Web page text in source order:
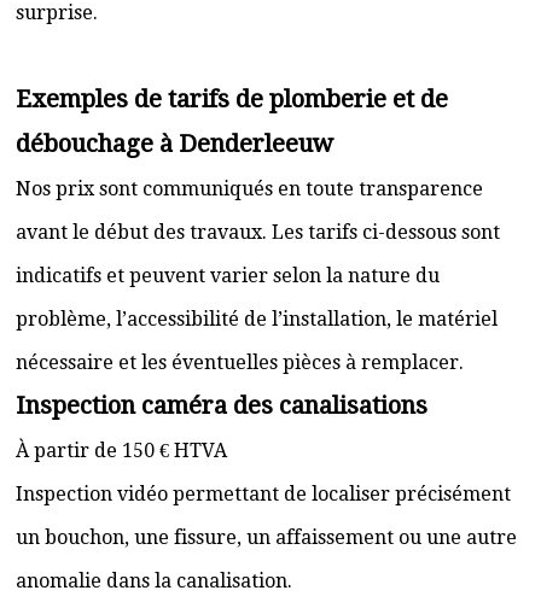
surprise.
Exemples de tarifs de plomberie et de
débouchage à Denderleeuw
Nos prix sont communiqués en toute transparence
avant le début des travaux. Les tarifs ci-dessous sont
indicatifs et peuvent varier selon la nature du
problème, l’accessibilité de l’installation, le matériel
nécessaire et les éventuelles pièces à remplacer.
Inspection caméra des canalisations
À partir de 150 € HTVA
Inspection vidéo permettant de localiser précisément
un bouchon, une fissure, un affaissement ou une autre
anomalie dans la canalisation.